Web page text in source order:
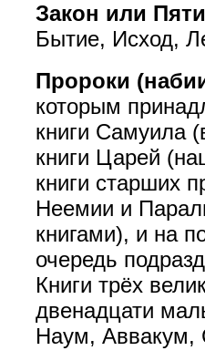
Закон или
Бытие, Исход,
Пророки
которым
книги Самуила
книги Царей
книги старших
Неемии и
книгами), и на
очередь
Книги трёх
двенадцати
Наум, Аввакум,